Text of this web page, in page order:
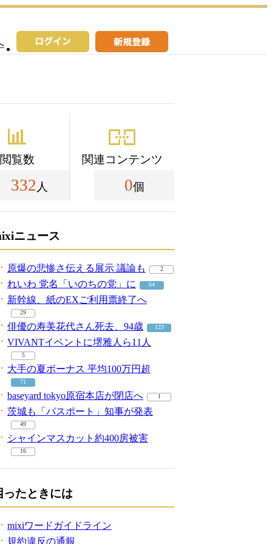
閲覧数
332 人
関連コンテンツ
0個
ニュース
原爆の悲惨さ伝える展示 議論も 2
れいわ 党名「いのちの党」に 64
新幹線、紙のEXご利用票終了へ
29
俳優の寿美花代さん死去、94歳 123
VIVANTイベントに堺雅人ら11人
5
大手の夏ボーナス 平均100万円超
71
baseyard tokyo原宿本店が閉店へ 1
茨城も「パスポート」知事が発表
49
シャインマスカット約400房被害
16
ったときには
mixiワードガイドライン
規約違反の通報